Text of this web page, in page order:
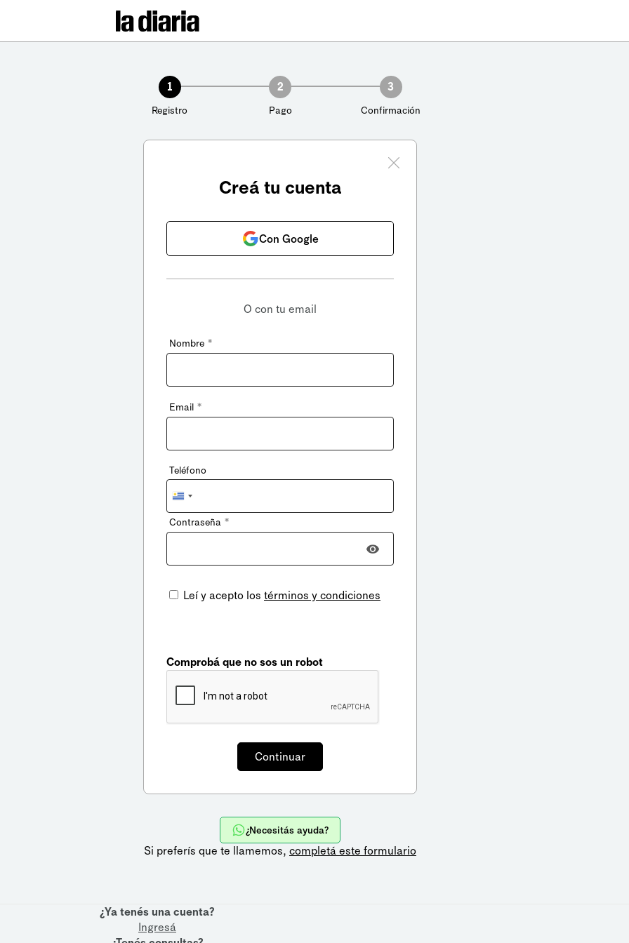
1
Registro
2
Pago
3
Confirmación
Creá tu cuenta
Con Google
O con tu email
Nombre *
Email *
Teléfono
Uruguay
+598
Contraseña *
Leí y acepto los términos y condiciones
Comprobá que no sos un robot
¿Necesitás ayuda?
Si preferís que te llamemos, completá este formulario
¿Ya tenés una cuenta?
Ingresá